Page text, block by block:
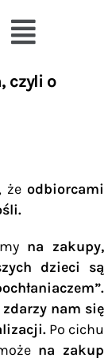
czyli o
że odbiorcami
na zakupy,
dzieci są
zdarzy nam się
Po cichu
na zakup